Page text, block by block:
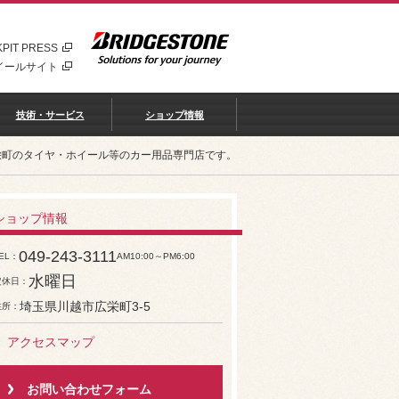
PRESS
ルサイト
技術・サービス ショップ情報
のタイヤ・ホイール等のカー用品専門店です。
ョップ情報
049-243-3111AM10:00～PM6:00
日 水曜日
所 埼玉県川越市広栄町3-5
アクセスマップ
お問い合わせフォーム